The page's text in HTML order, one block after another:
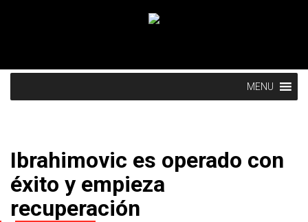
MENU
Ibrahimovic es operado con
éxito y empieza
recuperación